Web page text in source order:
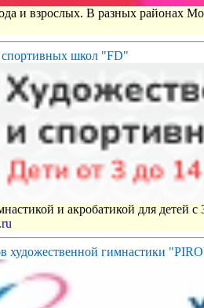
и взрослых. В разных районах
спортивных школ "FD"
и акробатикой для детей
художественной гимнастики